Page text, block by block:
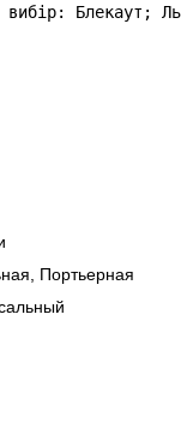
Блекаут;
Портьерная